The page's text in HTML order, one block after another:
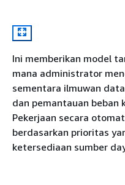
Ini memberikan model
mana administrator
sementara ilmuwan
dan pemantauan beban
Pekerjaan secara
berdasarkan prioritas
ketersediaan sumber